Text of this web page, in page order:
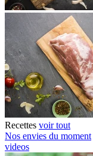
Recettes voir tout
Nos envies du moment
videos